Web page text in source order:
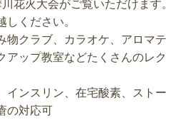
花火大会がご覧いただけます。
ください。
物クラブ、カラオケ、アロマテ
アップ教室などたくさんのレク
インスリン、在宅酸素、ストー
の対応可